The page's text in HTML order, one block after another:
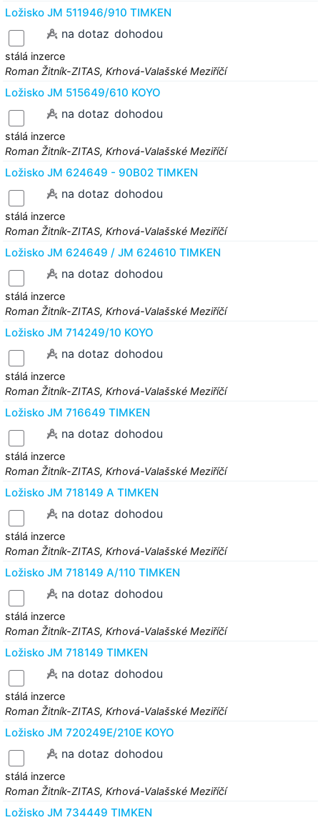
Ložisko JM 511946/910 TIMKEN
na dotaz dohodou
stálá inzerce
Roman Žitník-ZITAS, Krhová-Valašské Meziříčí
Ložisko JM 515649/610 KOYO
na dotaz dohodou
stálá inzerce
Roman Žitník-ZITAS, Krhová-Valašské Meziříčí
Ložisko JM 624649 - 90B02 TIMKEN
na dotaz dohodou
stálá inzerce
Roman Žitník-ZITAS, Krhová-Valašské Meziříčí
Ložisko JM 624649 / JM 624610 TIMKEN
na dotaz dohodou
stálá inzerce
Roman Žitník-ZITAS, Krhová-Valašské Meziříčí
Ložisko JM 714249/10 KOYO
na dotaz dohodou
stálá inzerce
Roman Žitník-ZITAS, Krhová-Valašské Meziříčí
Ložisko JM 716649 TIMKEN
na dotaz dohodou
stálá inzerce
Roman Žitník-ZITAS, Krhová-Valašské Meziříčí
Ložisko JM 718149 A TIMKEN
na dotaz dohodou
stálá inzerce
Roman Žitník-ZITAS, Krhová-Valašské Meziříčí
Ložisko JM 718149 A/110 TIMKEN
na dotaz dohodou
stálá inzerce
Roman Žitník-ZITAS, Krhová-Valašské Meziříčí
Ložisko JM 718149 TIMKEN
na dotaz dohodou
stálá inzerce
Roman Žitník-ZITAS, Krhová-Valašské Meziříčí
Ložisko JM 720249E/210E KOYO
na dotaz dohodou
stálá inzerce
Roman Žitník-ZITAS, Krhová-Valašské Meziříčí
Ložisko JM 734449 TIMKEN